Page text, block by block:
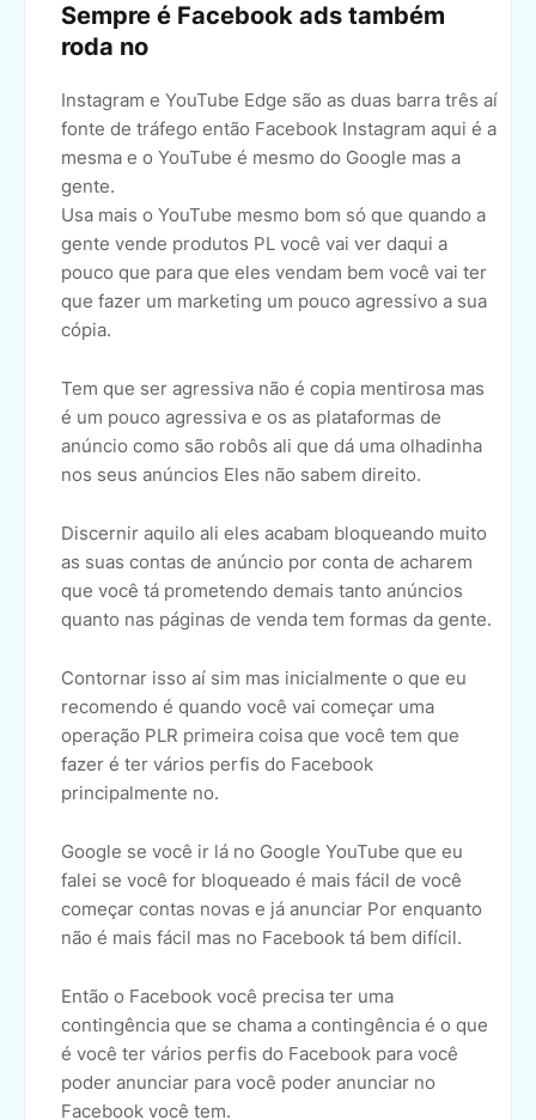
Sempre é Facebook ads também
roda no
Instagram e YouTube Edge são as duas barra três aí
fonte de tráfego então Facebook Instagram aqui é a
mesma e o YouTube é mesmo do Google mas a
gente.
Usa mais o YouTube mesmo bom só que quando a
gente vende produtos PL você vai ver daqui a
pouco que para que eles vendam bem você vai ter
que fazer um marketing um pouco agressivo a sua
cópia.
Tem que ser agressiva não é copia mentirosa mas
é um pouco agressiva e os as plataformas de
anúncio como são robôs ali que dá uma olhadinha
nos seus anúncios Eles não sabem direito.
Discernir aquilo ali eles acabam bloqueando muito
as suas contas de anúncio por conta de acharem
que você tá prometendo demais tanto anúncios
quanto nas páginas de venda tem formas da gente.
Contornar isso aí sim mas inicialmente o que eu
recomendo é quando você vai começar uma
operação PLR primeira coisa que você tem que
fazer é ter vários perfis do Facebook
principalmente no.
Google se você ir lá no Google YouTube que eu
falei se você for bloqueado é mais fácil de você
começar contas novas e já anunciar Por enquanto
não é mais fácil mas no Facebook tá bem difícil.
Então o Facebook você precisa ter uma
contingência que se chama a contingência é o que
é você ter vários perfis do Facebook para você
poder anunciar para você poder anunciar no
Facebook você tem.